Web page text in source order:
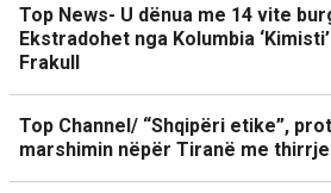
Top News- U dënua me 14 vite
Ekstradohet nga Kolumbia
Frakull
Top Channel/ “Shqipëri etike”,
marshimin nëpër Tiranë me